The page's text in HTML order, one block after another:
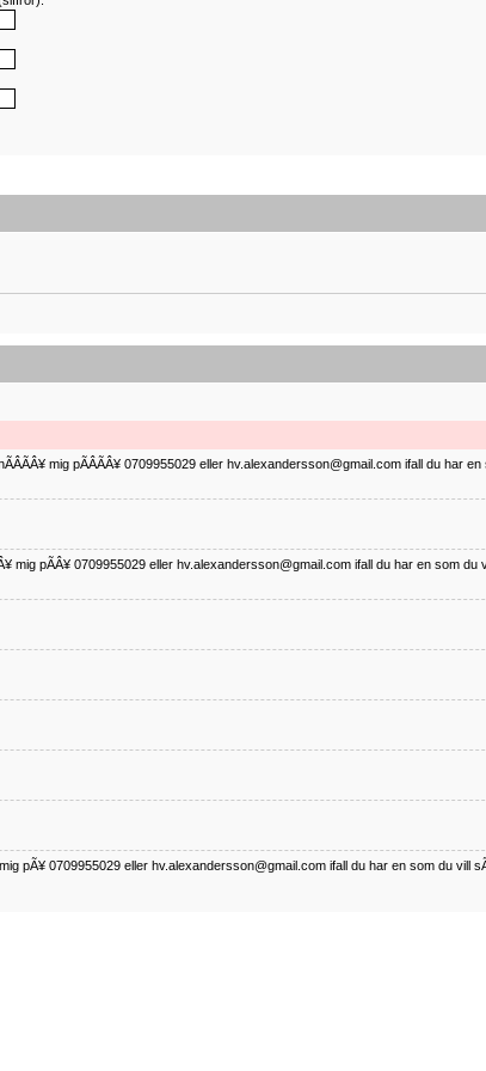
mig pÃÂÃÂ¥ 0709955029 eller hv.alexandersson@gmail.com ifall du har en
mig pÃÂ¥ 0709955029 eller hv.alexandersson@gmail.com ifall du har en som du
pÃ¥ 0709955029 eller hv.alexandersson@gmail.com ifall du har en som du vill